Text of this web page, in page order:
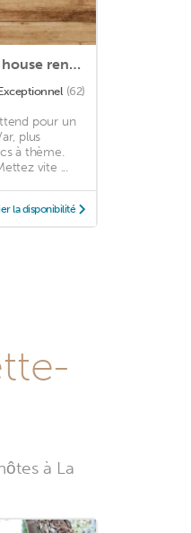
St Martin du Var Alpes Maritimes house rental for 6 people, air conditioned
(62)
pour un
plus
à thème.
vite ...
la disponibilité
à La